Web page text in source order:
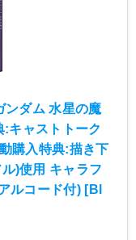
ンダム 水星の魔
キャストトーク
購入特典:描き下
)使用 キャラフ
ルコード付) [Bl